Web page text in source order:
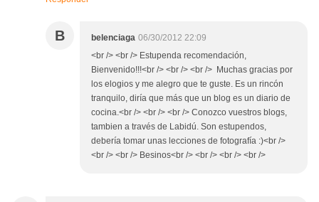
B belenciaga 06/30/2012 22:09
<br /> <br /> Estupenda recomendación,
Bienvenido!!!<br /> <br /> <br /> Muchas gracias por
los elogios y me alegro que te guste. Es un rincón
tranquilo, diría que más que un blog es un diario de
cocina.<br /> <br /> <br /> Conozco vuestros blogs,
tambien a través de Labidú. Son estupendos,
debería tomar unas lecciones de fotografía :)<br />
<br /> <br /> Besinos<br /> <br /> <br /> <br />